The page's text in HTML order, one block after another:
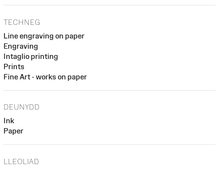
TECHNEG
Line engraving on paper
Engraving
Intaglio printing
Prints
Fine Art - works on paper
DEUNYDD
Ink
Paper
LLEOLIAD